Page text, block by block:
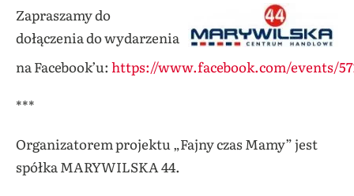
Zapraszamy do
dołączenia do wydarzenia
na Facebook’u: https://www.facebook.com/events/
***
Organizatorem projektu „Fajny czas Mamy” jest
spółka MARYWILSKA 44.